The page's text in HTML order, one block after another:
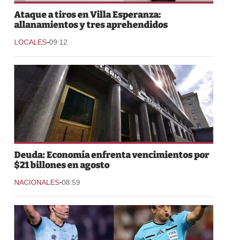
Ataque a tiros en Villa Esperanza:
allanamientos y tres aprehendidos
LOCALES-09:12
Deuda: Economía enfrenta vencimientos por
$21 billones en agosto
NACIONALES-08:59